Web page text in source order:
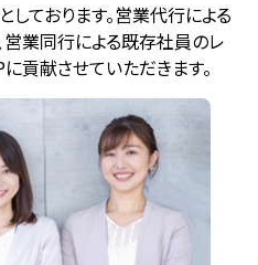
ております。営業代行による
業同行による既存社員のレ
貢献させていただきます。